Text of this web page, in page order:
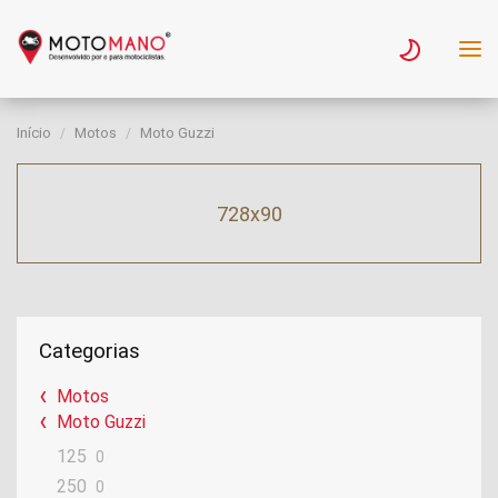
Início Motos Moto Guzzi
728x90
Categorias
Motos
Moto Guzzi
125
0
250 0